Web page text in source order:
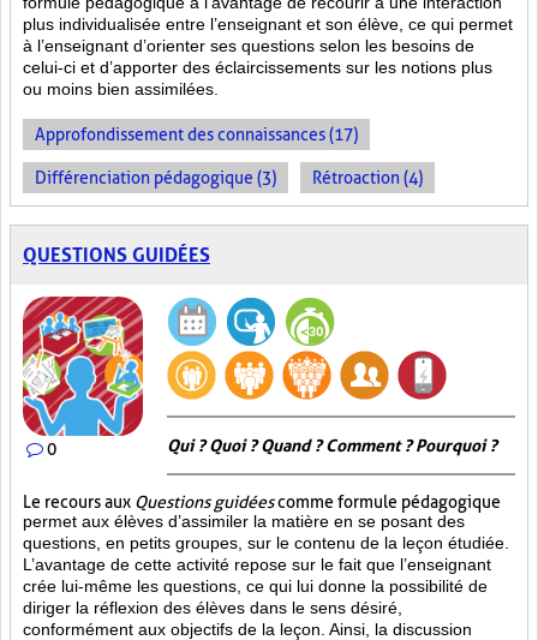
plus individualisée entre l’enseignant et son élève, ce qui permet
à l’enseignant d’orienter ses questions selon les besoins de
celui-ci et d’apporter des éclaircissements sur les notions plus
ou moins bien assimilées.
Approfondissement des connaissances (17)
Différenciation pédagogique (3) Rétroaction (4)
QUESTIONS GUIDÉES
0 Qui ? Quoi ? Quand ? Comment ? Pourquoi ?
Le recours aux Questions guidéescomme formule pédagogique
permet aux élèves d’assimiler la matière en se posant des
questions, en petits groupes, sur le contenu de la leçon étudiée.
L’avantage de cette activité repose sur le fait que l’enseignant
crée lui-même les questions, ce qui lui donne la possibilité de
diriger la réflexion des élèves dans le sens désiré,
conformément aux objectifs de la leçon. Ainsi, la discussion